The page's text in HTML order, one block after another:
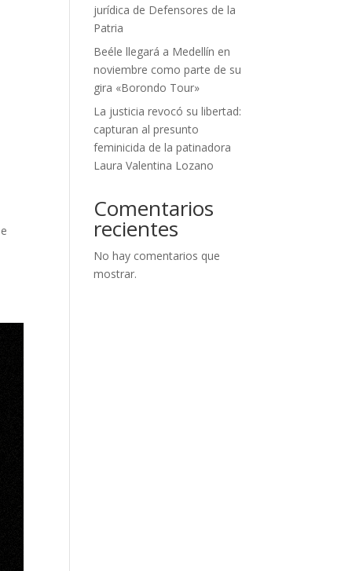
jurídica de Defensores de la
Patria
Beéle llegará a Medellín en
noviembre como parte de su
gira «Borondo Tour»
La justicia revocó su libertad:
capturan al presunto
feminicida de la patinadora
Laura Valentina Lozano
Comentarios
recientes
No hay comentarios que
mostrar.